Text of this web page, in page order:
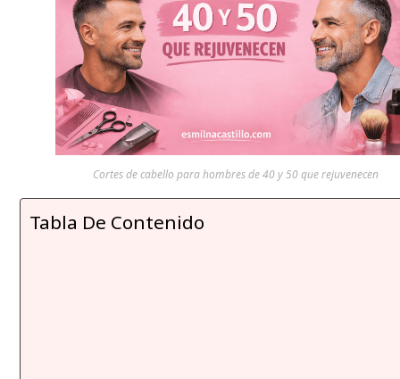
Cortes de cabello para hombres de 40 y 50 que rejuvenecen
Tabla De Contenido